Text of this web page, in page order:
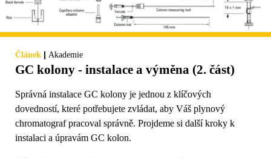
Článek | Akademie
GC kolony - instalace a výměna (2. část)
Správná instalace GC kolony je jednou z klíčových
dovedností, které potřebujete zvládat, aby Váš plynový
chromatograf pracoval správně. Projdeme si další kroky k
instalaci a úpravám GC kolon.